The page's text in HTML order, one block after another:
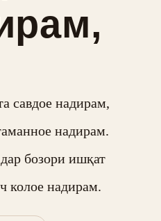
савдое надирам,
надирам.
бозори ишқат
колое надирам.